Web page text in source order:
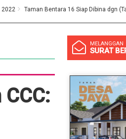
2022 Taman Bentara 16 Siap Dibina dgn
MELANGGAN
SURAT